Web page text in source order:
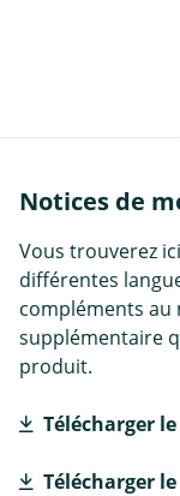
Notices de
Vous trouverez
différentes
compléments au
supplémentaire
produit.
Télécharger
Télécharger